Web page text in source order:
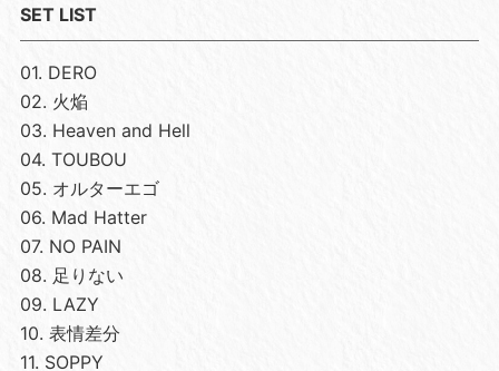
SET LIST
01. DERO
02. 火焔
03. Heaven and Hell
04. TOUBOU
05. オルターエゴ
06. Mad Hatter
07. NO PAIN
08. 足りない
09. LAZY
10. 表情差分
11. SOPPY